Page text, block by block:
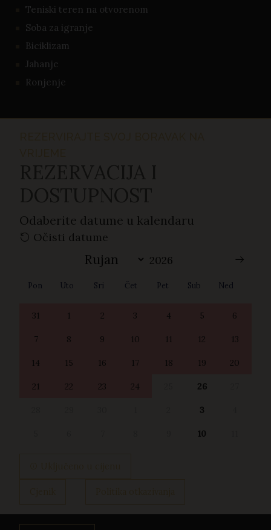
Teniski teren na otvorenom
Soba za igranje
Biciklizam
Jahanje
Ronjenje
Odaberite datume u kalendaru
Očisti datume
Pon Uto Sri Čet Pet Sub Ned
31 1 2 3 4 5 6
7 8 9 10 11 12 13
14 15 16 17 18 19 20
21 22 23 24 26
3
10